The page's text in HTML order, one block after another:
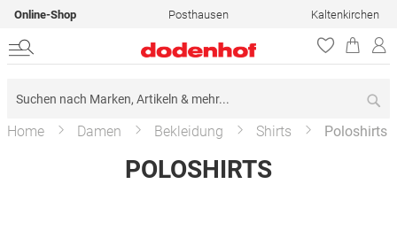
Online-Shop Posthausen Kaltenkirchen
Home Damen Bekleidung Shirts Poloshirts
POLOSHIRTS